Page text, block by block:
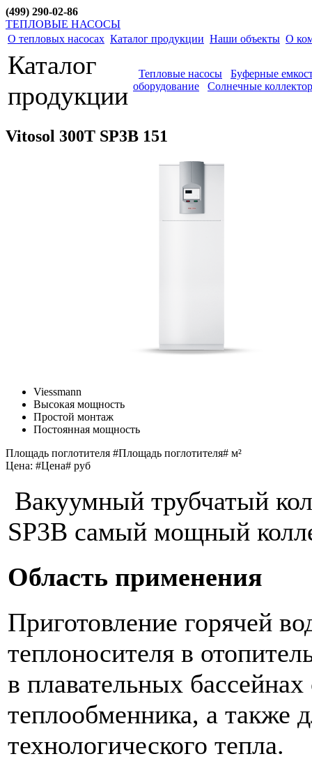
(499) 290-02-86
ТЕПЛОВЫЕ НАСОСЫ
О тепловых насосах Каталог продукции Наши объекты О
Каталог
продукции
Тепловые насосы
Буферные
оборудование
Солнечные
Vitosol 300T SP3B 151
Viessmann
Высокая мощность
Простой монтаж
Постоянная мощность
Площадь поглотителя #Площадь поглотителя# м²
Цена: #Цена# руб
Вакуумный трубчатый
SP3B самый мощный
Область применения
Приготовление горячей
теплоносителя в
в плавательных
теплообменника, а также
технологического тепла.